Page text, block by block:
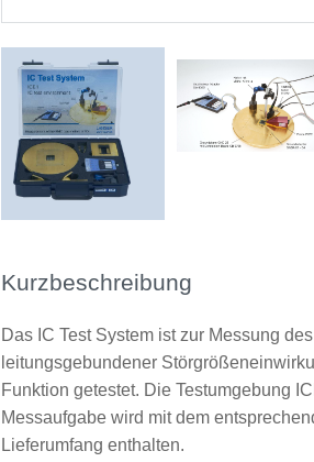
Kurzbeschreibung
Das IC Test System ist zur Messung
leitungsgebundener
Funktion getestet. Die Testumgebung
Messaufgabe wird mit dem
Lieferumfang enthalten.